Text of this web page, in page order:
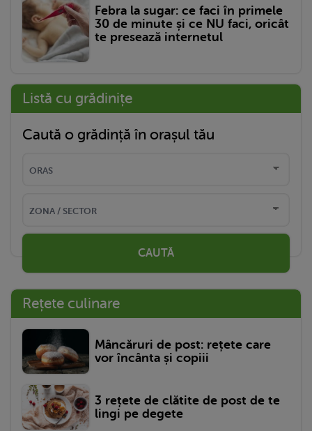
Febra la sugar: ce faci în primele
30 de minute și ce NU faci, oricât
te presează internetul
Listă cu grădinițe
Caută o grădință în orașul tău
CAUTĂ
Rețete culinare
Mâncăruri de post: rețete care
vor încânta și copiii
3 rețete de clătite de post de te
lingi pe degete